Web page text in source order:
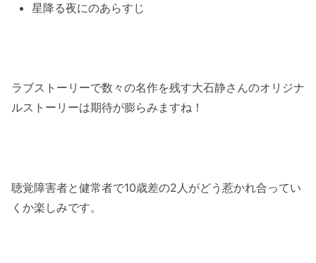
星降る夜にのあらすじ
ラブストーリーで数々の名作を残す大石静さんのオリジナ
ルストーリーは期待が膨らみますね！
聴覚障害者と健常者で10歳差の2人がどう惹かれ合ってい
くか楽しみです。